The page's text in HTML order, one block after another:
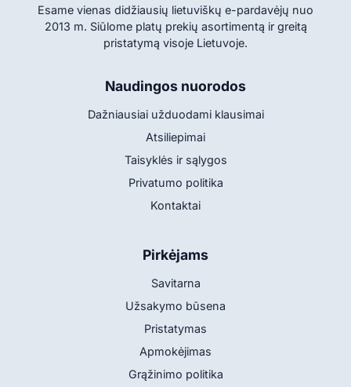
Esame vienas didžiausių lietuviškų e-pardavėjų nuo
2013 m. Siūlome platų prekių asortimentą ir greitą
pristatymą visoje Lietuvoje.
Naudingos nuorodos
Dažniausiai užduodami klausimai
Atsiliepimai
Taisyklės ir sąlygos
Privatumo politika
Kontaktai
Pirkėjams
Savitarna
Užsakymo būsena
Pristatymas
Apmokėjimas
Grąžinimo politika